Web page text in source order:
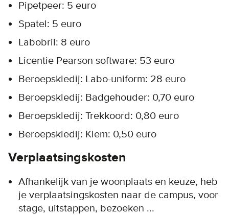
Pipetpeer: 5 euro
Spatel: 5 euro
Labobril: 8 euro
Licentie Pearson software: 53 euro
Beroepskledij: Labo-uniform: 28 euro
Beroepskledij: Badgehouder: 0,70 euro
Beroepskledij: Trekkoord: 0,80 euro
Beroepskledij: Klem: 0,50 euro
Verplaatsingskosten
Afhankelijk van je woonplaats en keuze, heb
je verplaatsingskosten naar de campus, voor
stage, uitstappen, bezoeken ...